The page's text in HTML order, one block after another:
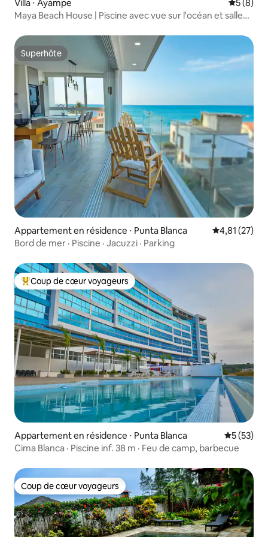
Villa ⋅ Ayampe
5 (8)
Maya Beach House | Piscine avec vue sur l'océan et salle
Superhôte
Superhôte
Appartement en résidence ⋅ Punta Blanca Évaluation
4,81 (27)
Bord de mer · Piscine · Jacuzzi · Parking
Coups de cœur voyageurs les plus appréciés
Coup de cœur voyageurs
Appartement en résidence ⋅ Punta Blanca
5 (53)
Cima Blanca · Piscine inf. 38 m · Feu de camp, barbecue
Coup de cœur voyageurs
Coup de cœur voyageurs